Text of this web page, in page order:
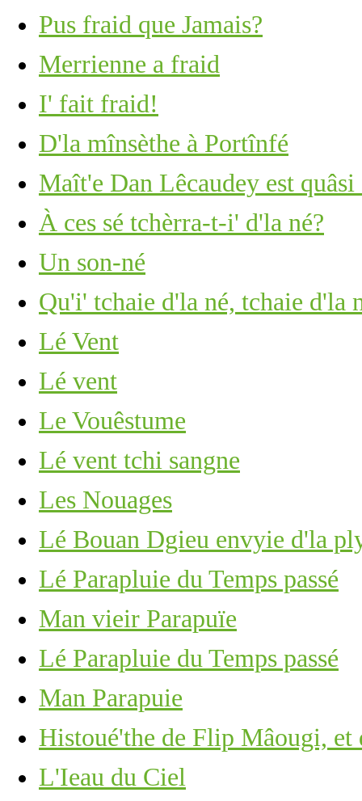
Pus fraid que Jamais?
Merrienne a fraid
I' fait fraid!
D'la mînsèthe à Portînfé
Maît'e Dan Lêcaudey est
À ces sé tchèrra-t-i' d'la né?
Un son-né
Qu'i' tchaie d'la né, tchaie d'la
Lé Vent
Lé vent
Le Vouêstume
Lé vent tchi sangne
Les Nouages
Lé Bouan Dgieu envyie d'la
Lé Parapluie du Temps passé
Man vieir Parapuïe
Lé Parapluie du Temps passé
Man Parapuie
Histoué'the de Flip Mâougi, et
L'Ieau du Ciel